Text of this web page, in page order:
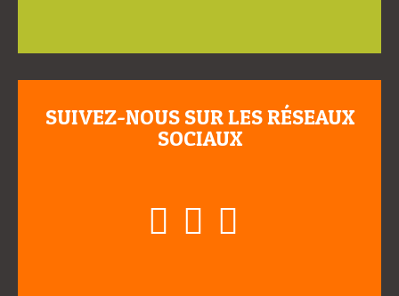
SUIVEZ-NOUS SUR LES RÉSEAUX
SOCIAUX